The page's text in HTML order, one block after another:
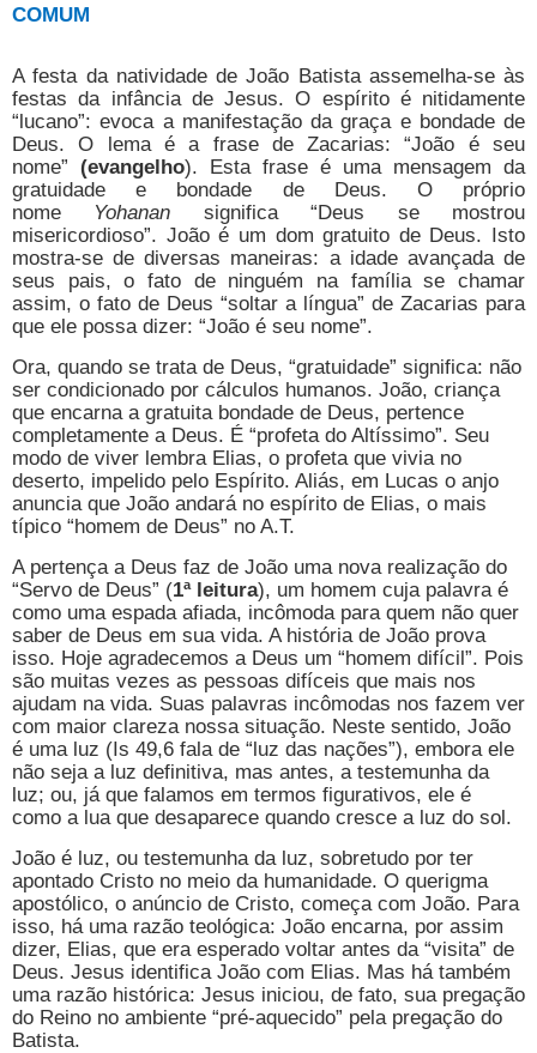
COMUM
A festa da natividade de João Batista assemelha-se às
festas da infância de Jesus. O espírito é nitidamente
“lucano”: evoca a manifestação da graça e bondade de
Deus. O lema é a frase de Zacarias: “João é seu
nome” (evangelho). Esta frase é uma mensagem da
gratuidade e bondade de Deus. O próprio
nome Yohanan significa “Deus se mostrou
misericordioso”. João é um dom gratuito de Deus. Isto
mostra-se de diversas maneiras: a idade avançada de
seus pais, o fato de ninguém na família se chamar
assim, o fato de Deus “soltar a língua” de Zacarias para
que ele possa dizer: “João é seu nome”.
Ora, quando se trata de Deus, “gratuidade” significa: não
ser condicionado por cálculos humanos. João, criança
que encarna a gratuita bondade de Deus, pertence
completamente a Deus. É “profeta do Altíssimo”. Seu
modo de viver lembra Elias, o profeta que vivia no
deserto, impelido pelo Espírito. Aliás, em Lucas o anjo
anuncia que João andará no espírito de Elias, o mais
típico “homem de Deus” no A.T.
A pertença a Deus faz de João uma nova realização do
“Servo de Deus” (1ª leitura), um homem cuja palavra é
como uma espada afiada, incômoda para quem não quer
saber de Deus em sua vida. A história de João prova
isso. Hoje agradecemos a Deus um “homem difícil”. Pois
são muitas vezes as pessoas difíceis que mais nos
ajudam na vida. Suas palavras incômodas nos fazem ver
com maior clareza nossa situação. Neste sentido, João
é uma luz (Is 49,6 fala de “luz das nações”), embora ele
não seja a luz definitiva, mas antes, a testemunha da
luz; ou, já que falamos em termos figurativos, ele é
como a lua que desaparece quando cresce a luz do sol.
João é luz, ou testemunha da luz, sobretudo por ter
apontado Cristo no meio da humanidade. O querigma
apostólico, o anúncio de Cristo, começa com João. Para
isso, há uma razão teológica: João encarna, por assim
dizer, Elias, que era esperado voltar antes da “visita” de
Deus. Jesus identifica João com Elias. Mas há também
uma razão histórica: Jesus iniciou, de fato, sua pregação
do Reino no ambiente “pré-aquecido” pela pregação do
Batista.